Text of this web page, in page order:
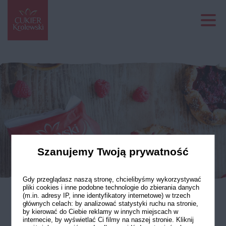
Ciasto listkujące
Szanujemy Twoją prywatność
Gdy przeglądasz naszą stronę, chcielibyśmy wykorzystywać
pliki cookies i inne podobne technologie do zbierania danych
(m.in. adresy IP, inne identyfikatory internetowe) w trzech
głównych celach: by analizować statystyki ruchu na stronie,
by kierować do Ciebie reklamy w innych miejscach w
internecie, by wyświetlać Ci filmy na naszej stronie. Kliknij